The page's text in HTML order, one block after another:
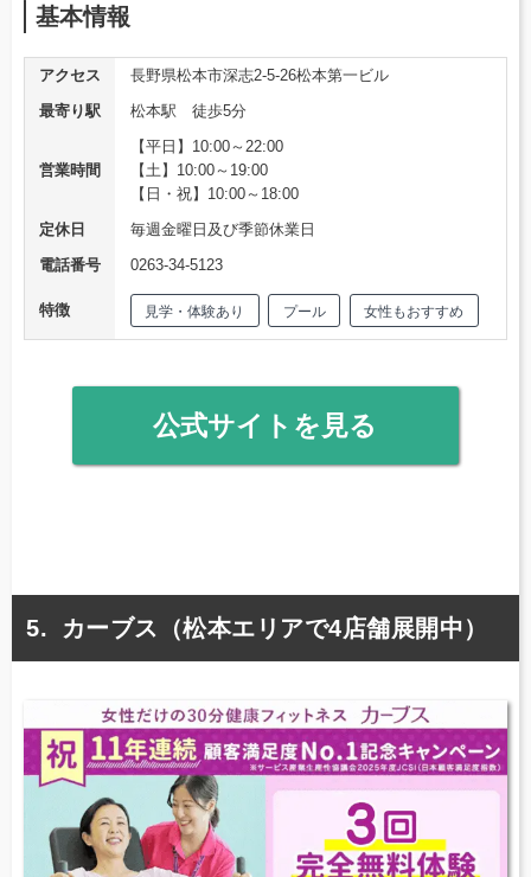
基本情報
アクセス
長野県松本市深志2-5-26松本第一ビル
最寄り駅
松本駅 徒歩5分
営業時間
【平日】10:00～22:00
【土】10:00～19:00
【日・祝】10:00～18:00
定休日
毎週金曜日及び季節休業日
電話番号
0263-34-5123
特徴 見学・体験あり プール 女性もおすすめ
公式サイトを見る
カーブス（松本エリアで4店舗展開中）